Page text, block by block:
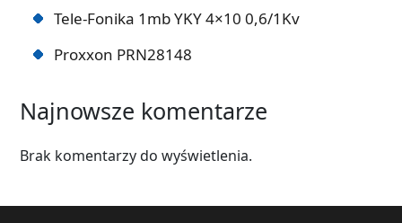
Tele-Fonika 1mb YKY 4×10 0,6/1Kv
Proxxon PRN28148
Najnowsze komentarze
Brak komentarzy do wyświetlenia.